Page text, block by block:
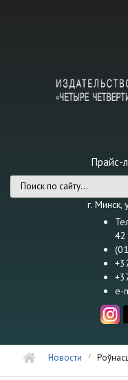
Прайс-
Форма поиска
г. Минск,
42
e-
Новости